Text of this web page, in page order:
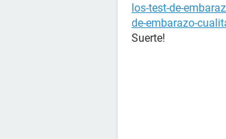
los-test-de-
de-embarazo-
Suerte!